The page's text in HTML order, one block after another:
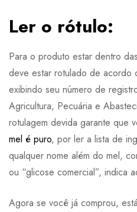
Ler o rótulo:
Para o produto estar dentro
deve estar rotulado de acordo
exibindo seu número de
Agricultura, Pecuária e
rotulagem devida garante que
mel é puro, por ler a lista de
qualquer nome além do mel,
ou “glicose comercial”, indica
Agora se você já comprou,